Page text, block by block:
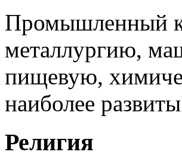
Промышленный
металлургию,
пищевую,
наиболее
Религия